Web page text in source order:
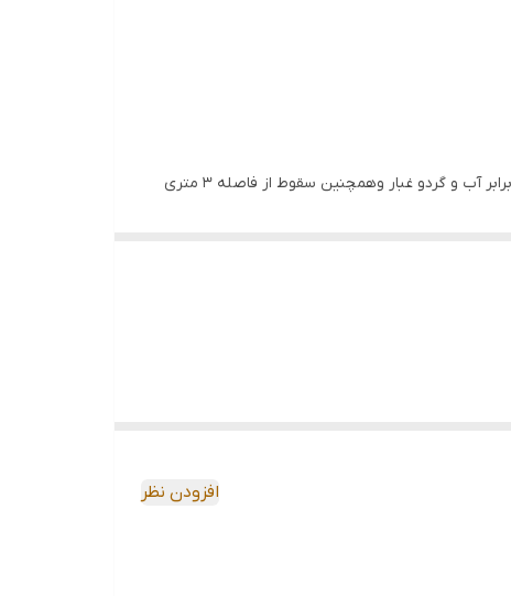
ترمومتر لیزری تفنگی فلوک مدل + FLUKE 62 Max plus با طراحی بدنه مستحکم دارای IP54 است که بیانگر مقاوم بودن دستگاه در برابر آب و گردو غبار وهمچنین سقوط از فاصله 3 متری
افزودن نظر